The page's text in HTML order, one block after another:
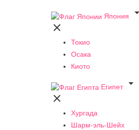
Япония


Токио
Осака
Киото
Египет


Хургада
Шарм-эль-Шейх